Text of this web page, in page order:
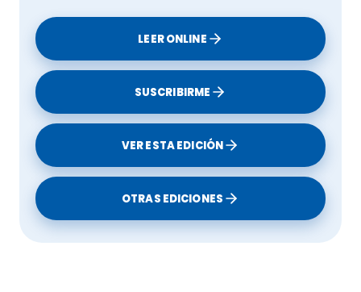
Entrada en vigor del Real Decreto sobre
Medidas de Control del Bienestar Animal en
Mataderos mediante Videovigilancia
LEER ONLINE
SUSCRIBIRME
VER ESTA EDICIÓN
OTRAS EDICIONES